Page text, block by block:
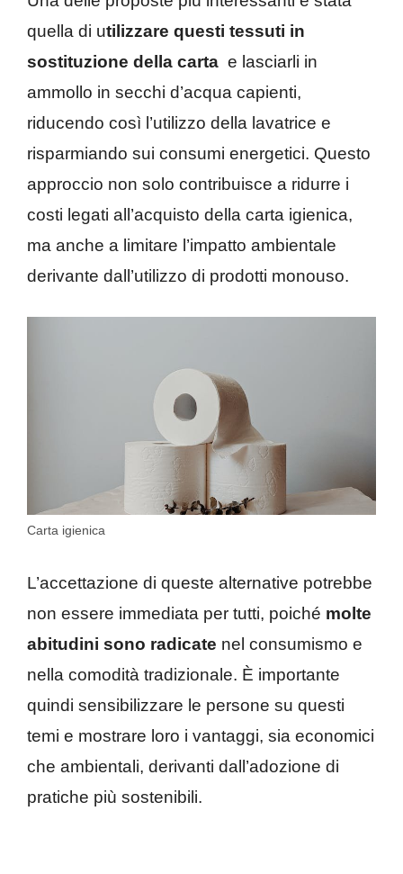
quella di utilizzare questi tessuti in
sostituzione della carta e lasciarli in
ammollo in secchi d’acqua capienti,
riducendo così l’utilizzo della lavatrice e
risparmiando sui consumi energetici. Questo
approccio non solo contribuisce a ridurre i
costi legati all’acquisto della carta igienica,
ma anche a limitare l’impatto ambientale
derivante dall’utilizzo di prodotti monouso.
Carta igienica
L’accettazione di queste alternative potrebbe
non essere immediata per tutti, poiché molte
abitudini sono radicate nel consumismo e
nella comodità tradizionale. È importante
quindi sensibilizzare le persone su questi
temi e mostrare loro i vantaggi, sia economici
che ambientali, derivanti dall’adozione di
pratiche più sostenibili.